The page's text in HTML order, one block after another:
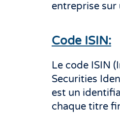
entreprise sur
Code ISIN:
Le code ISIN
Securities
est un
chaque titre